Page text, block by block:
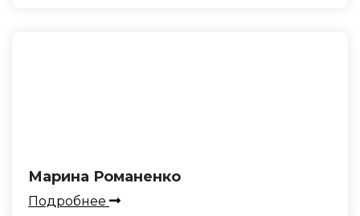
Марина Романенко
Подробнее